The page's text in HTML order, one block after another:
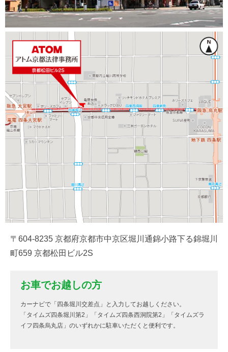
〒604-8235 京都府京都市中京区堀川通錦小路下る錦堀川
町659 京都松田ビル2S
お車でお越しの方
カーナビで「四条堀川交差点」と入力してお越しください。
「タイムズ四条堀川第2」「タイムズ四条西洞院第2」「タイムズラ
イフ四条烏丸店」のいずれかに駐車いただくと便利です。